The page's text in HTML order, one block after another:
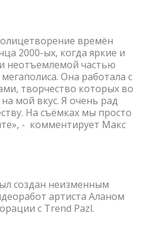
времён
2000-ых, когда яркие и
неотъемлемой частью
Она работала с
творчество которых во
мой вкус. Я очень рад
На съёмках мы просто
- комментирует Макс
создан неизменным
артиста Аланом
с Trend Pazl.